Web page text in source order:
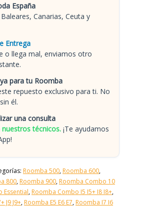
España
Canarias, Ceuta y
Entrega
o llega mal, enviamos otro
para tu Roomba
repuesto exclusivo para ti. No
él.
una consulta
nuestros técnicos. ¡Te ayudamos
Roomba 500, Roomba 600,
800, Roomba 900, Roomba Combo 10
Essential, Roomba Combo I5 I5+ I8 I8+,
J9 J9+, Roomba E5 E6 E7, Roomba I7 I6